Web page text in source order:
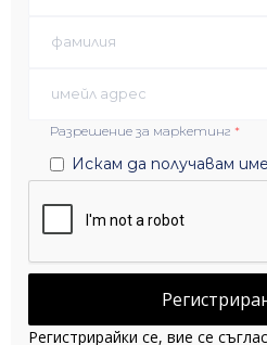
Разрешение за маркетинг *
Искам да получавам
Регистрирайки се, вие се